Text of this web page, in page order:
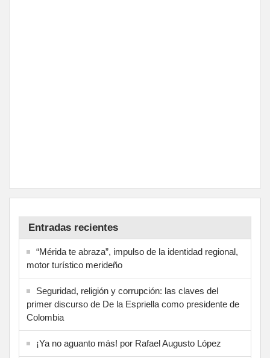
Entradas recientes
“Mérida te abraza”, impulso de la identidad regional,
motor turístico merideño
Seguridad, religión y corrupción: las claves del
primer discurso de De la Espriella como presidente de
Colombia
¡Ya no aguanto más! por Rafael Augusto López